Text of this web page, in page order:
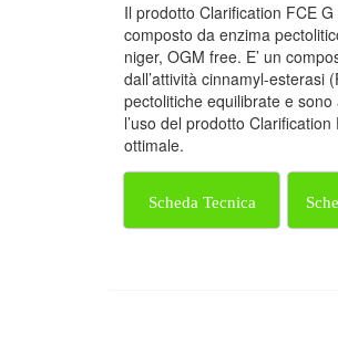
Il prodotto Clarification FCE
composto da enzima
niger, OGM free. E’ un
dall’attività cinnamyl-esterasi
pectolitiche equilibrate e
l’uso del prodotto
ottimale.
Scheda Tecnica